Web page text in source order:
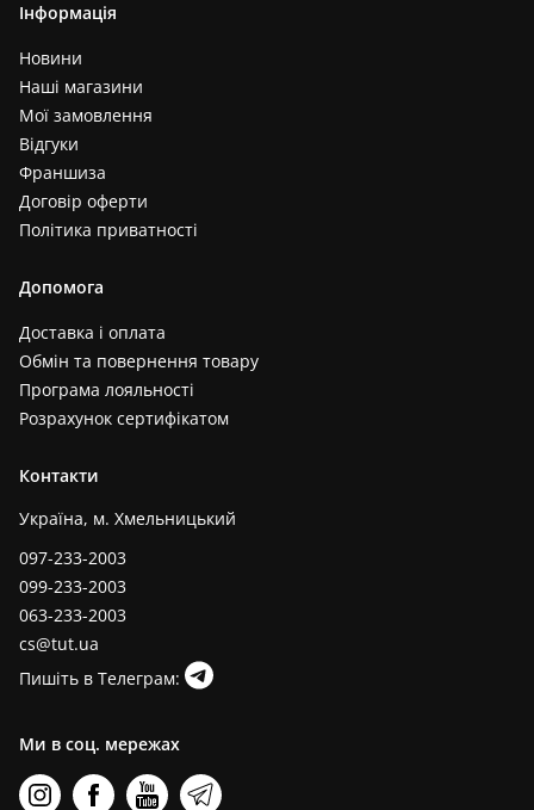
Інформація
Новини
Наші магазини
Мої замовлення
Відгуки
Франшиза
Договір оферти
Політика приватності
Допомога
Доставка і оплата
Обмін та повернення товару
Програма лояльності
Розрахунок сертифікатом
Контакти
Україна, м. Хмельницький
097-233-2003
099-233-2003
063-233-2003
cs@tut.ua
Пишіть в Телеграм:
Ми в соц. мережах